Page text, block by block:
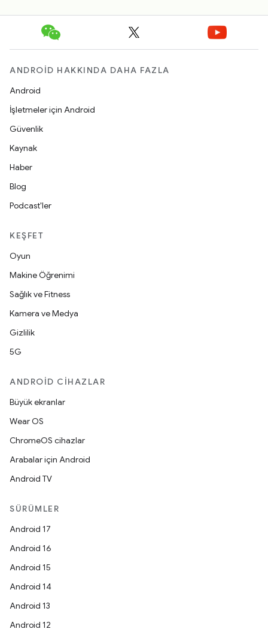
ANDROID HAKKINDA DAHA FAZLA
Android
İşletmeler için Android
Güvenlik
Kaynak
Haber
Blog
Podcast'ler
KEŞFET
Oyun
Makine Öğrenimi
Sağlık ve Fitness
Kamera ve Medya
Gizlilik
5G
ANDROID CIHAZLAR
Büyük ekranlar
Wear OS
ChromeOS cihazlar
Arabalar için Android
Android TV
SÜRÜMLER
Android 17
Android 16
Android 15
Android 14
Android 13
Android 12